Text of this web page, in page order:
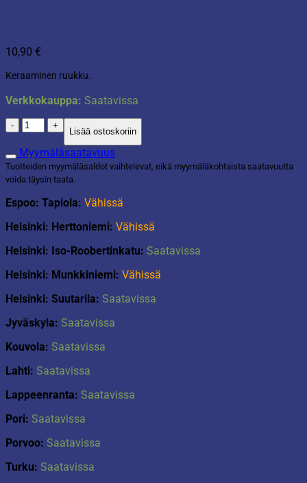
10,90 €
Keraaminen ruukku.
Verkkokauppa: Saatavissa
Ruukku
Basel
kermanvärinen
matta
määrä
Lisää ostoskoriin
Myymäläsaatavuus
Tuotteiden myymäläsaldot vaihtelevat, eikä myymäläkohtaista saatavuutta
voida täysin taata.
Espoo: Tapiola: Vähissä
Helsinki: Herttoniemi: Vähissä
Helsinki: Iso-Roobertinkatu: Saatavissa
Helsinki: Munkkiniemi: Vähissä
Helsinki: Suutarila: Saatavissa
Jyväskyla: Saatavissa
Kouvola: Saatavissa
Lahti: Saatavissa
Lappeenranta: Saatavissa
Pori: Saatavissa
Porvoo: Saatavissa
Turku: Saatavissa